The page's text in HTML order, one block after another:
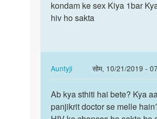
ASHU
hiv
sex
k
ak
time
by
ASHU
ek
hiv
kondam ke sex Kiya 1bar
hiv ho sakta
Auntyji
सोम, 10/21/2019 -
In
reply
to
Mene
Ab
kya
Ab kya sthiti hai bete? Kya
panjikrit doctor se melle